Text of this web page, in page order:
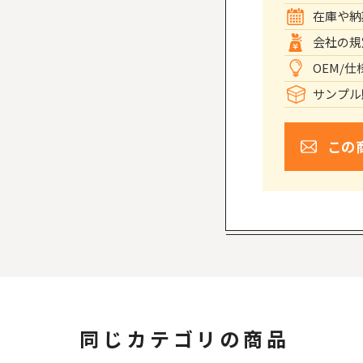
在庫や
会社の
OEM/仕
サンプ
この
同じカテゴリの商品